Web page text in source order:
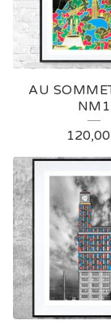
AU
NM1
120,00